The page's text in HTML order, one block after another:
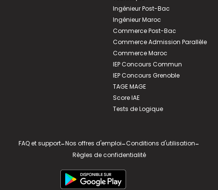
Ingénieur Post-Bac
Ingénieur Maroc
Commerce Post-Bac
Commerce Admission Parallèle
Commerce Maroc
IEP Concours Commun
IEP Concours Grenoble
TAGE MAGE
Score IAE
Tests de Logique
FAQ et support-Nos offres d'emploi-Conditions d'utilisation-
Règles de confidentialité